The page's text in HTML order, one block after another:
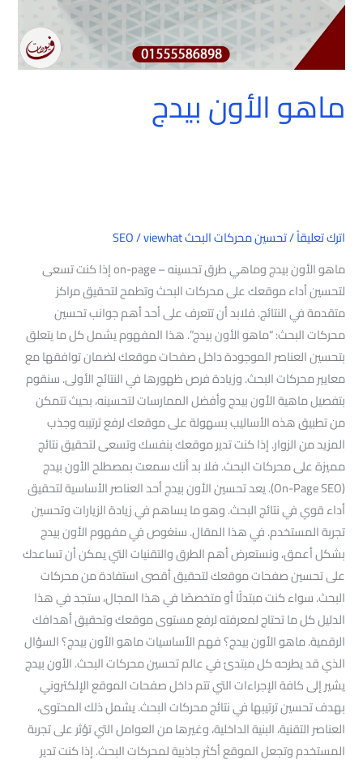
ماهو الأون بيدج
اترك تعليقاً/تحسين محركات البحث SEO /viewhat
ماهو الأون بيدج وماهي طرق تحسينه – on-page إذا كنت تسعى
لتحسين أداء موقعك على محركات البحث وتطمح لتحقيق مراكز
متقدمة في النتائج. فلابد أن تتعرف على أحد أهم جوانب تحسين
محركات البحث: “ماهو الأون بيدج”. هذا المفهوم يشمل كل ما يتعلق
بتحسين العناصر الموجودة داخل صفحات موقعك لضمان توافقها مع
معايير محركات البحث. وزيادة فرص ظهورها في النتائج الأولى. سنقوم
بتفصيل ماهية الأون بيدج وأفضل الممارسات لتحسينه، بحيث تتمكن
من تطبيق هذه الأساليب بسهولة على موقعك لرفع ترتيبه وجذب
المزيد من الزوار. إذا كنت تدير موقعك بنفسك وتسعى لتحقيق نتائج
مميزة على محركات البحث. فلا بد أنك سمعت بمصطلح الأون بيدج
(On-Page SEO). يعد تحسين الأون بيدج أحد العناصر الأساسية لتحقيق
أداء قوي في نتائج البحث. وهو ما يساهم في زيادة الزيارات وتحسين
تجربة المستخدم. في هذا المقال. سنغوص في مفهوم الأون بيدج
بشكل أعمق، ونستعرض أهم الطرق والتقنيات التي يمكن أن تساعدك
على تحسين صفحات موقعك لتحقيق أقصى استفادة من محركات
البحث. سواء كنت مبتدئًا أو متخصصًا في هذا المجال، ستجد في هذا
الدليل كل ما تحتاج لمعرفته لرفع مستوى موقعك وتحقيق أهدافك
الرقمية. ماهو الأون بيدج؟ فهم الأساسيات ماهو الأون بيدج؟ السؤال
الذي قد يطرحه كل مبتدئ في عالم تحسين محركات البحث. الأون بيدج
يشير إلى كافة الإجراءات التي تتم داخل صفحات الموقع الإلكتروني
بهدف تحسين ترتيبها في نتائج محركات البحث. يشمل ذلك المحتوى،
العناصر التقنية، البنية الداخلية، وغيرها من العوامل التي تؤثر على تجربة
المستخدم وتجعل الموقع أكثر جاذبية لمحركات البحث. إذا كنت تدير